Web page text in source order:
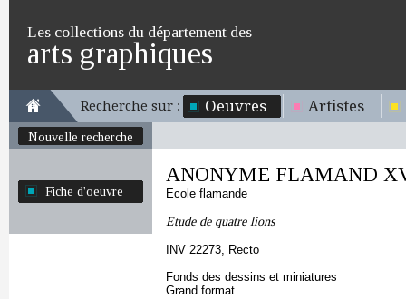
Les collections du département des
arts graphiques
Recherche sur : Oeuvres Artistes
Nouvelle recherche
Fiche d'oeuvre
ANONYME FLAMAND
Ecole flamande
Etude de quatre lions
INV 22273, Recto
Fonds des dessins et miniatures
Grand format